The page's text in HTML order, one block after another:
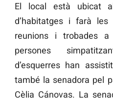
El local està ubicat
d’habitatges i farà
reunions i trobades a
persones
d’esquerres han
també la senadora pel
Cèlia Cánovas. La